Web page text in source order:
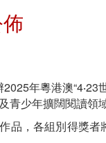
年粵港澳“4‧23
少年擴闊閱讀領
，各組別得獎者